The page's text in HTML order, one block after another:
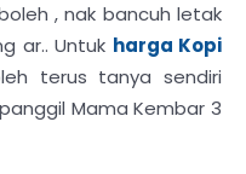
, nak bancuh letak
ar.. Untuk harga Kopi
terus tanya sendiri
Mama Kembar 3